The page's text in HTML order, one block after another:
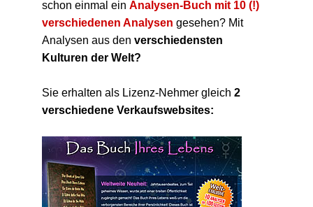
schon einmal ein Analysen-Buch mit 10 (!)
verschiedenen Analysen gesehen? Mit
Analysen aus den verschiedensten
Kulturen der Welt?
Sie erhalten als Lizenz-Nehmer gleich 2
verschiedene Verkaufswebsites: